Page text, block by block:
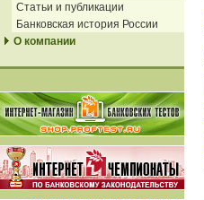
Статьи и публикации
Банковская история России
О компании